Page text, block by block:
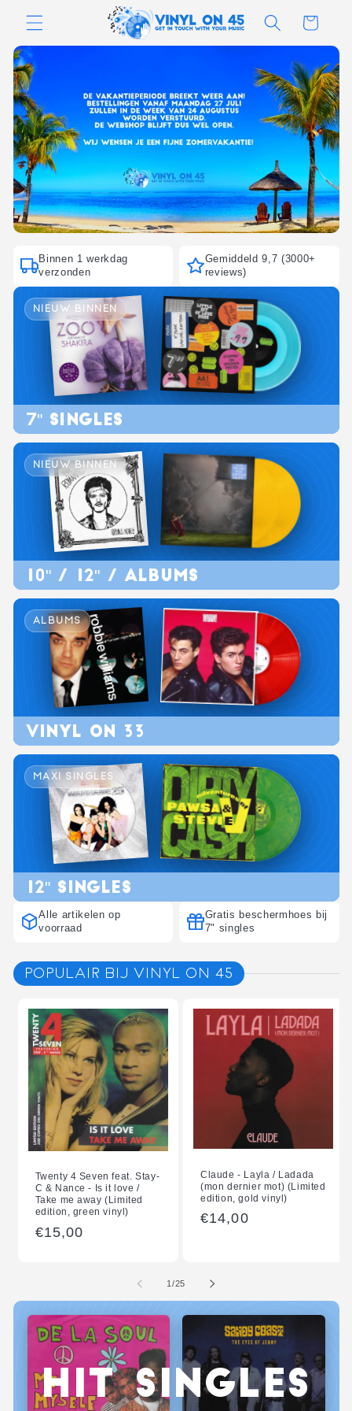
naar de
content
Winkelwagen
Binnen 1 werkdag
verzonden
Gemiddeld 9,7 (3000+
reviews)
NIEUW BINNEN
7" SINGLES
NIEUW BINNEN
10" / 12" / ALBUMS
ALBUMS
VINYL ON 33
MAXI SINGLES
12" SINGLES
Alle artikelen op
voorraad
Gratis beschermhoes bij
7" singles
POPULAIR BIJ VINYL ON 45
Twenty 4 Seven feat. Stay-
C & Nance - Is it love /
Take me away (Limited
edition, green vinyl)
Normale
€15,00
Claude - Layla / Ladada
(mon dernier mot) (Limited
edition, gold vinyl)
Normale
€14,00
1/van
25
HIT SINGLES